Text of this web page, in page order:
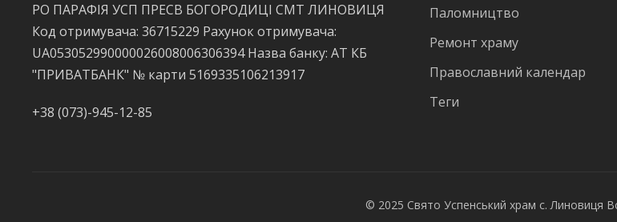
РО ПАРАФІЯ УСП ПРЕСВ БОГОРОДИЦІ СМТ ЛИНОВИЦЯ
Код отримувача: 36715229 Рахунок отримувача:
UA053052990000026008006306394 Назва банку: АТ КБ
"ПРИВАТБАНК" № карти 5169335106213917
+38 (073)-945-12-85
Паломництво
Ремонт храму
Православний календар
Теги
© 2025 Свято Успенський храм с. Линовиця